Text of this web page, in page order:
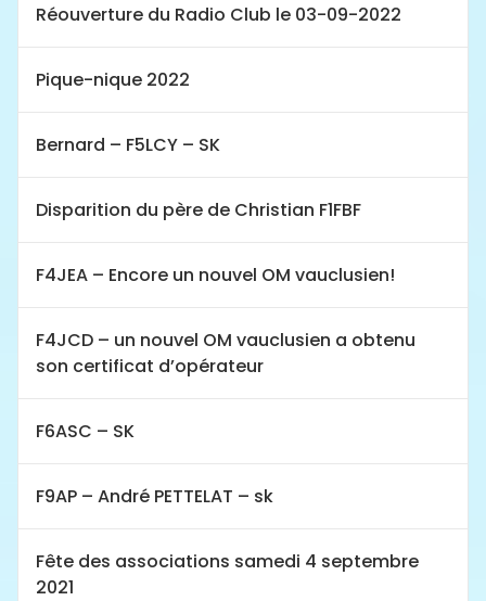
Réouverture du Radio Club le 03-09-2022
Pique-nique 2022
Bernard – F5LCY – SK
Disparition du père de Christian F1FBF
F4JEA – Encore un nouvel OM vauclusien!
F4JCD – un nouvel OM vauclusien a obtenu
son certificat d’opérateur
F6ASC – SK
F9AP – André PETTELAT – sk
Fête des associations samedi 4 septembre
2021